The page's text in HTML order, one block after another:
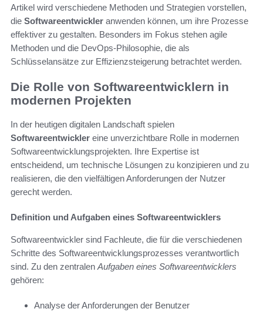
Artikel wird verschiedene Methoden und Strategien vorstellen,
die Softwareentwickler anwenden können, um ihre Prozesse
effektiver zu gestalten. Besonders im Fokus stehen agile
Methoden und die DevOps-Philosophie, die als
Schlüsselansätze zur Effizienzsteigerung betrachtet werden.
Die Rolle von Softwareentwicklern in
modernen Projekten
In der heutigen digitalen Landschaft spielen
Softwareentwickler eine unverzichtbare Rolle in modernen
Softwareentwicklungsprojekten. Ihre Expertise ist
entscheidend, um technische Lösungen zu konzipieren und zu
realisieren, die den vielfältigen Anforderungen der Nutzer
gerecht werden.
Definition und Aufgaben eines Softwareentwicklers
Softwareentwickler sind Fachleute, die für die verschiedenen
Schritte des Softwareentwicklungsprozesses verantwortlich
sind. Zu den zentralen Aufgaben eines Softwareentwicklers
gehören:
Analyse der Anforderungen der Benutzer